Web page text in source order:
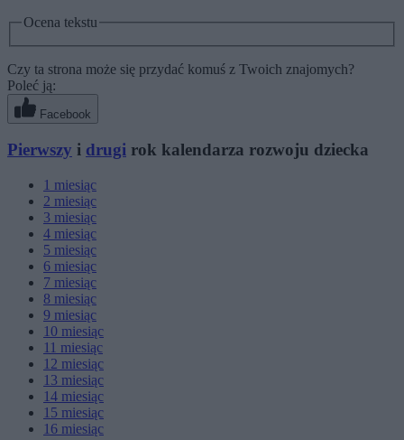
Ocena tekstu
Czy ta strona może się przydać komuś z Twoich znajomych?
Poleć ją:
Facebook
Pierwszy i drugi rok kalendarza rozwoju dziecka
1 miesiąc
2 miesiąc
3 miesiąc
4 miesiąc
5 miesiąc
6 miesiąc
7 miesiąc
8 miesiąc
9 miesiąc
10 miesiąc
11 miesiąc
12 miesiąc
13 miesiąc
14 miesiąc
15 miesiąc
16 miesiąc